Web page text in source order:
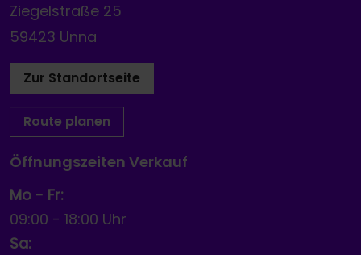
Ziegelstraße 25
59423 Unna
Zur Standortseite
Route planen
Öffnungszeiten Verkauf
Mo - Fr:
09:00 - 18:00 Uhr
Sa: